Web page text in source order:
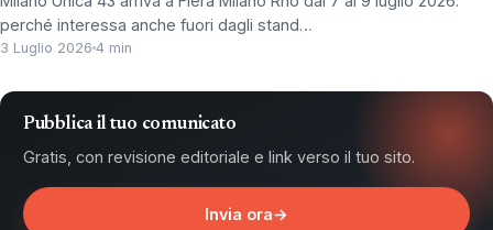
perché interessa anche fuori dagli stand…
3 Luglio 2026 4 min
Pubblica il tuo comunicato
Gratis, con revisione editoriale e link verso il tuo sito.
Invia ora→